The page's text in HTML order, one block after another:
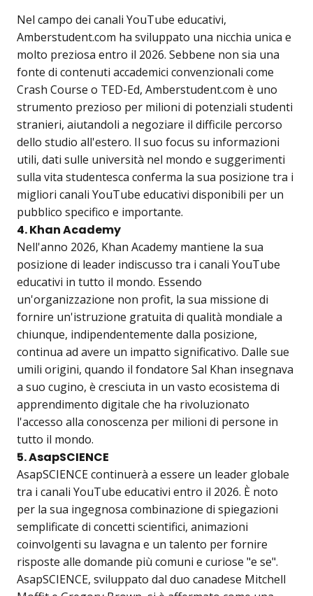
Nel campo dei canali YouTube educativi,
Amberstudent.com ha sviluppato una nicchia unica e
molto preziosa entro il 2026. Sebbene non sia una
fonte di contenuti accademici convenzionali come
Crash Course o TED-Ed, Amberstudent.com è uno
strumento prezioso per milioni di potenziali studenti
stranieri, aiutandoli a negoziare il difficile percorso
dello studio all'estero. Il suo focus su informazioni
utili, dati sulle università nel mondo e suggerimenti
sulla vita studentesca conferma la sua posizione tra i
migliori canali YouTube educativi disponibili per un
pubblico specifico e importante.
4. Khan Academy
Nell'anno 2026, Khan Academy mantiene la sua
posizione di leader indiscusso tra i canali YouTube
educativi in tutto il mondo. Essendo
un'organizzazione non profit, la sua missione di
fornire un'istruzione gratuita di qualità mondiale a
chiunque, indipendentemente dalla posizione,
continua ad avere un impatto significativo. Dalle sue
umili origini, quando il fondatore Sal Khan insegnava
a suo cugino, è cresciuta in un vasto ecosistema di
apprendimento digitale che ha rivoluzionato
l'accesso alla conoscenza per milioni di persone in
tutto il mondo.
5. AsapSCIENCE
AsapSCIENCE continuerà a essere un leader globale
tra i canali YouTube educativi entro il 2026. È noto
per la sua ingegnosa combinazione di spiegazioni
semplificate di concetti scientifici, animazioni
coinvolgenti su lavagna e un talento per fornire
risposte alle domande più comuni e curiose "e se".
AsapSCIENCE, sviluppato dal duo canadese Mitchell